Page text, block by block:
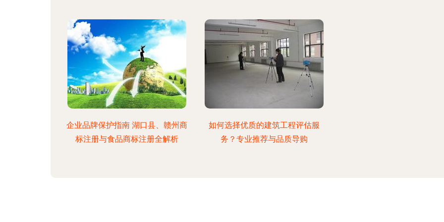
企业品牌保护指南 湖口县、赣州商
标注册与食品商标注册全解析
如何选择优质的建筑工程评估服
务？专业推荐与品质导购